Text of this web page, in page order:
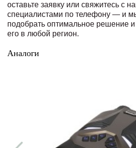
оставьте заявку или свяжитесь с
специалистами по телефону — и
подобрать оптимальное решение
его в любой регион.
Аналоги